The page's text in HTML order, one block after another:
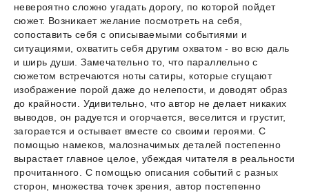
невероятно сложно угадать дорогу, по которой пойдет
сюжет. Возникает желание посмотреть на себя,
сопоставить себя с описываемыми событиями и
ситуациями, охватить себя другим охватом - во всю даль
и ширь души. Замечательно то, что параллельно с
сюжетом встречаются ноты сатиры, которые сгущают
изображение порой даже до нелепости, и доводят образ
до крайности. Удивительно, что автор не делает никаких
выводов, он радуется и огорчается, веселится и грустит,
загорается и остывает вместе со своими героями. С
помощью намеков, малозначимых деталей постепенно
вырастает главное целое, убеждая читателя в реальности
прочитанного. С помощью описания событий с разных
сторон, множества точек зрения, автор постепенно